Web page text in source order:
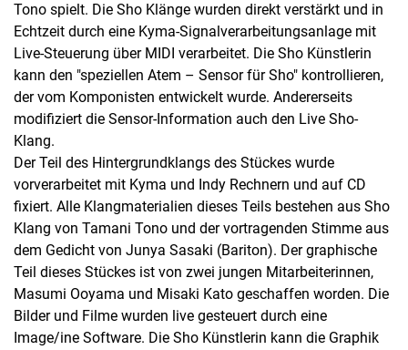
Tono spielt. Die Sho Klänge wurden direkt verstärkt und in
Echtzeit durch eine Kyma-Signalverarbeitungsanlage mit
Live-Steuerung über MIDI verarbeitet. Die Sho Künstlerin
kann den "speziellen Atem – Sensor für Sho" kontrollieren,
der vom Komponisten entwickelt wurde. Andererseits
modifiziert die Sensor-Information auch den Live Sho-
Klang.
Der Teil des Hintergrundklangs des Stückes wurde
vorverarbeitet mit Kyma und Indy Rechnern und auf CD
fixiert. Alle Klangmaterialien dieses Teils bestehen aus Sho
Klang von Tamani Tono und der vortragenden Stimme aus
dem Gedicht von Junya Sasaki (Bariton). Der graphische
Teil dieses Stückes ist von zwei jungen Mitarbeiterinnen,
Masumi Ooyama und Misaki Kato geschaffen worden. Die
Bilder und Filme wurden live gesteuert durch eine
Image/ine Software. Die Sho Künstlerin kann die Graphik